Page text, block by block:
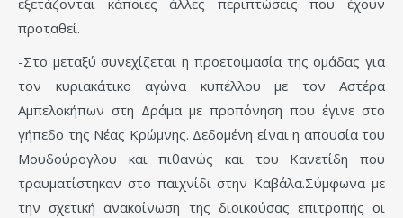
προταθεί.
-Στο μεταξύ συνεχίζεται η προετοιμασία της ομάδας για
τον κυριακάτικο αγώνα κυπέλλου με τον Αστέρα
Αμπελοκήπων στη Δράμα με προπόνηση που έγινε στο
γήπεδο της Νέας Κρώμνης. Δεδομένη είναι η απουσία του
Μουδούρογλου και πιθανώς και του Κανετίδη που
τραυματίστηκαν στο παιχνίδι στην Καβάλα.Σύμφωνα με
την σχετική ανακοίνωση της διοικούσας επιτροπής οι